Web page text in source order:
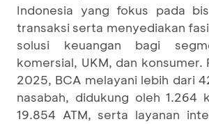
Indonesia yang fokus pada
transaksi serta menyediakan
solusi keuangan bagi
komersial, UKM, dan konsumer.
2025, BCA melayani lebih dari
nasabah, didukung oleh 1.264
19.854 ATM, serta layanan